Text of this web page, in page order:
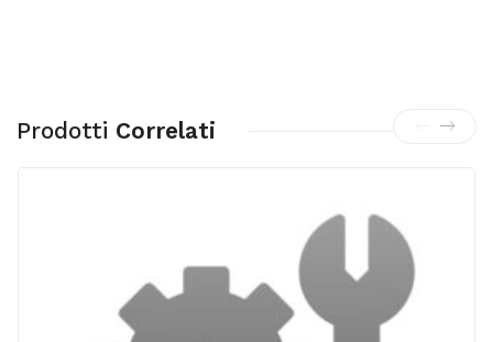
Prodotti Correlati